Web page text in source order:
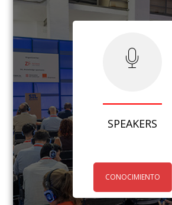
SPEAKERS
CONOCIMIENTO